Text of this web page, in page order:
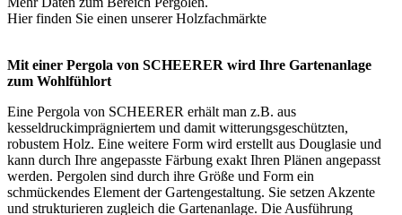
Hier finden Sie einen unsererHolzfachmärkte
Mit einer Pergola von SCHEERER wird Ihre Gartenanlage
zum Wohlfühlort
Eine Pergola von SCHEERER erhält man z.B. aus
kesseldruckimprägniertem und damit witterungsgeschützten,
robustem Holz. Eine weitere Form wird erstellt aus Douglasie und
kann durch Ihre angepasste Färbung exakt Ihren Plänen angepasst
werden. Pergolen sind durch ihre Größe und Form ein
schmückendes Element der Gartengestaltung. Sie setzen Akzente
und strukturieren zugleich die Gartenanlage. Die Ausführung